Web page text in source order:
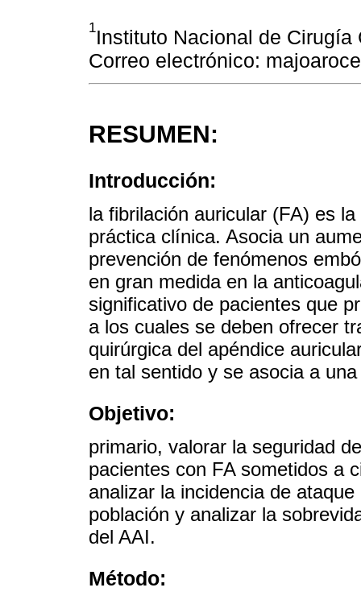
1Instituto Nacional de
Correo electrónico:
RESUMEN:
Introducción:
la fibrilación auricular (FA) es
práctica clínica. Asocia un
prevención de fenómenos
en gran medida en la
significativo de pacientes que
a los cuales se deben ofrecer
quirúrgica del apéndice
en tal sentido y se asocia a
Objetivo:
primario, valorar la seguridad
pacientes con FA sometidos a
analizar la incidencia de
población y analizar la
del AAI.
Método: